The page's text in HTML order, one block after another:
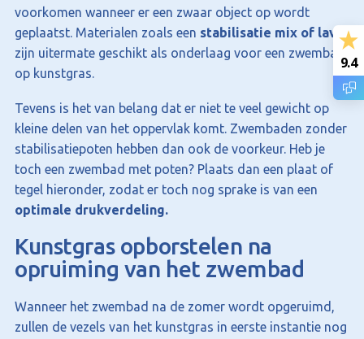
voorkomen wanneer er een zwaar object op wordt
geplaatst. Materialen zoals een stabilisatie mix of lava
zijn uitermate geschikt als onderlaag voor een zwembad
op kunstgras.
Tevens is het van belang dat er niet te veel gewicht op
kleine delen van het oppervlak komt. Zwembaden zonder
stabilisatiepoten hebben dan ook de voorkeur. Heb je
toch een zwembad met poten? Plaats dan een plaat of
tegel hieronder, zodat er toch nog sprake is van een
optimale drukverdeling.
Kunstgras opborstelen na
opruiming van het zwembad
Wanneer het zwembad na de zomer wordt opgeruimd,
zullen de vezels van het kunstgras in eerste instantie nog
9.4